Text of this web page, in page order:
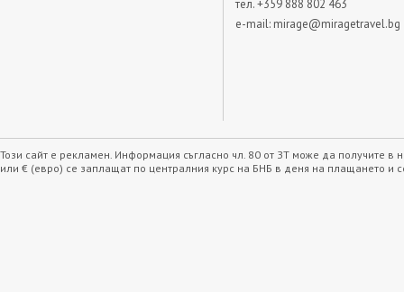
тел. +359 888 802 463
e-mail: mirage@miragetravel.bg
Този сайт е рекламен. Информация съгласно чл. 80 от ЗТ може да получите
или € (евро) се заплащат по централния курс на БНБ в деня на плащането и